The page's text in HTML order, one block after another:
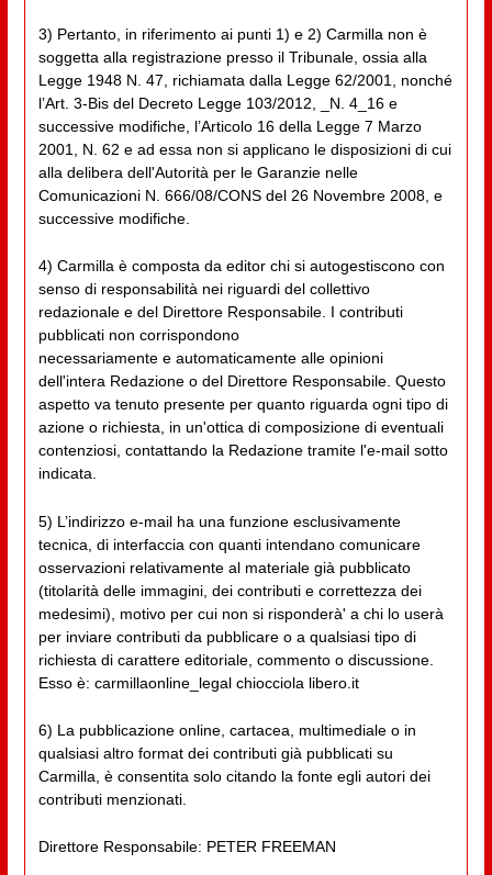
3) Pertanto, in riferimento ai punti 1) e 2) Carmilla non è
soggetta alla registrazione presso il Tribunale, ossia alla
Legge 1948 N. 47, richiamata dalla Legge 62/2001, nonché
l’Art. 3-Bis del Decreto Legge 103/2012, _N. 4_16 e
successive modifiche, l’Articolo 16 della Legge 7 Marzo
2001, N. 62 e ad essa non si applicano le disposizioni di cui
alla delibera dell'Autorità per le Garanzie nelle
Comunicazioni N. 666/08/CONS del 26 Novembre 2008, e
successive modifiche.
4) Carmilla è composta da editor chi si autogestiscono con
senso di responsabilità nei riguardi del collettivo
redazionale e del Direttore Responsabile. I contributi
pubblicati non corrispondono
necessariamente e automaticamente alle opinioni
dell'intera Redazione o del Direttore Responsabile. Questo
aspetto va tenuto presente per quanto riguarda ogni tipo di
azione o richiesta, in un'ottica di composizione di eventuali
contenziosi, contattando la Redazione tramite l'e-mail sotto
indicata.
5) L’indirizzo e-mail ha una funzione esclusivamente
tecnica, di interfaccia con quanti intendano comunicare
osservazioni relativamente al materiale già pubblicato
(titolarità delle immagini, dei contributi e correttezza dei
medesimi), motivo per cui non si risponderà' a chi lo userà
per inviare contributi da pubblicare o a qualsiasi tipo di
richiesta di carattere editoriale, commento o discussione.
Esso è: carmillaonline_legal chiocciola libero.it
6) La pubblicazione online, cartacea, multimediale o in
qualsiasi altro format dei contributi già pubblicati su
Carmilla, è consentita solo citando la fonte egli autori dei
contributi menzionati.
Direttore Responsabile: PETER FREEMAN